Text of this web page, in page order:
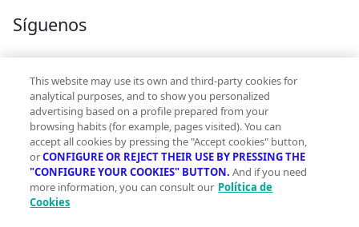
Síguenos
Contacto
hola@vivegreen.com
Aviso Legal
Condiciones de uso
This website may use its own and third-party cookies for
analytical purposes, and to show you personalized
advertising based on a profile prepared from your
browsing habits (for example, pages visited). You can
accept all cookies by pressing the "Accept cookies" button,
orCONFIGURE OR REJECT THEIR USE BY PRESSING THE
"CONFIGURE YOUR COOKIES" BUTTON. And if you need
more information, you can consult our Política de
Cookies